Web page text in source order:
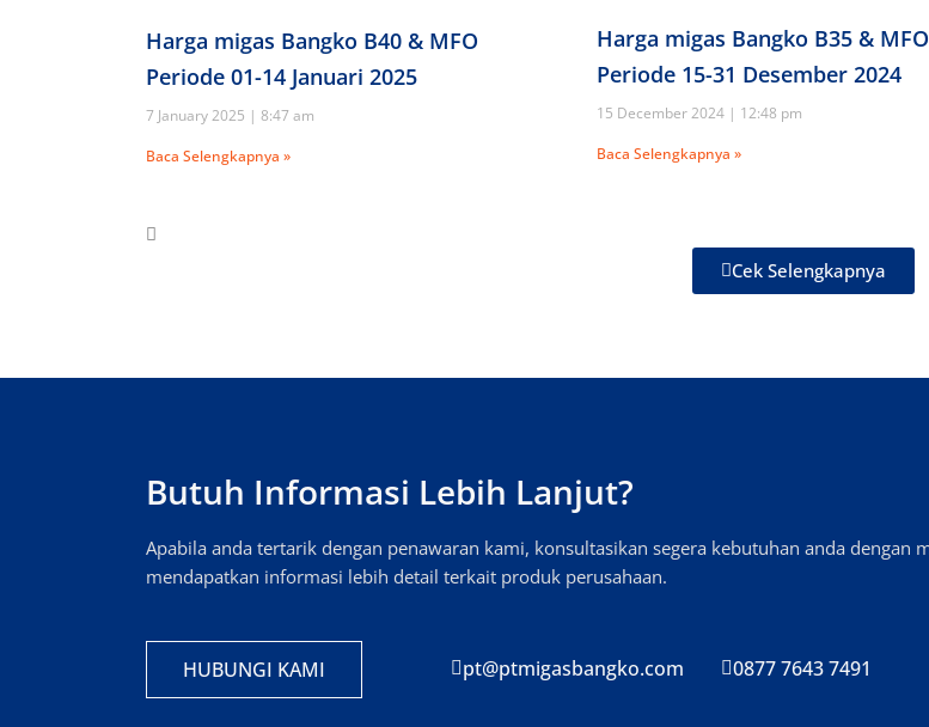
Harga migas Bangko B40 & MFO
Periode 01-14 Januari 2025
7 January 2025
8:47 am
Baca Selengkapnya »
Harga migas Bangko B35 & MFO
Periode 15-31 Desember 2024
15 December 2024
12:48 pm
Baca Selengkapnya »
Cek Selengkapnya
Butuh Informasi Lebih Lanjut?
Apabila anda tertarik dengan penawaran kami, konsultasikan segera kebutuhan anda dengan
mendapatkan informasi lebih detail terkait produk perusahaan.
HUBUNGI KAMI pt@ptmigasbangko.com 0877 7643 7491